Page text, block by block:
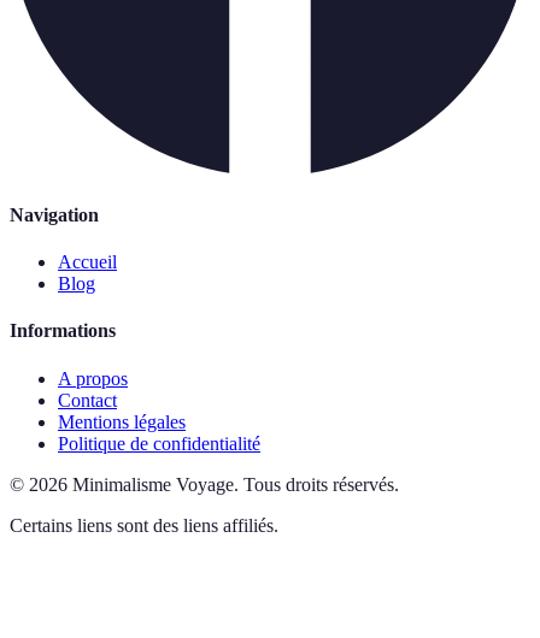
Navigation
Accueil
Blog
Informations
A propos
Contact
Mentions légales
Politique de confidentialité
© 2026 Minimalisme Voyage. Tous droits réservés.
Certains liens sont des liens affiliés.